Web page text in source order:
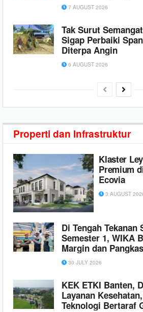
7 AUGUST 2026
Tak Surut
Sigap Perbaiki
Diterpa Angin
6 AUGUST 2026
Properti dan Infrastruktur
Klaster
Premium
Ecovia
3 AUGUST
Di Tengah
Semester 1, WIKA
Margin dan
30 JULY 2026
KEK ETKI Banten,
Layanan
Teknologi Bertaraf